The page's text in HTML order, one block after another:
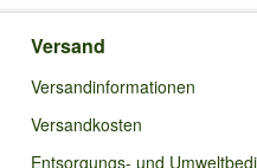
Versand
Versandinformationen
Versandkosten
Entsorgungs- und